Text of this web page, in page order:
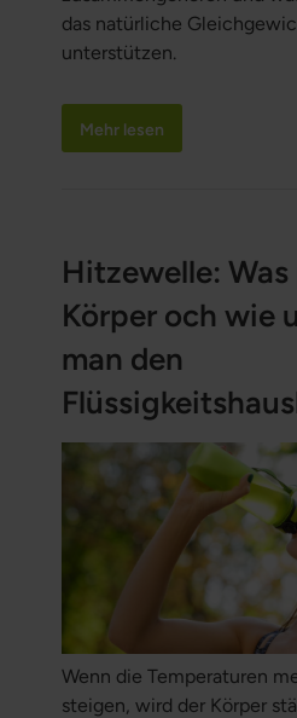
das natürliche
unterstützen.
Mehr lesen
Hitzewelle:
Körper och wie
man den
Wenn die Temperaturen
steigen, wird der Körper